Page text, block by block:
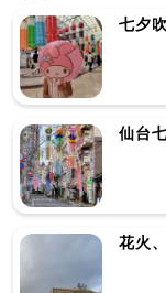
七夕
仙台
花火